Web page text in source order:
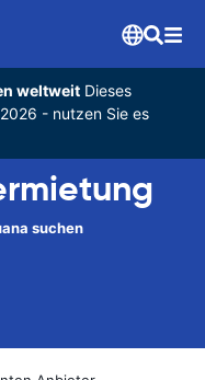
weltweitDieses
- nutzen Sie es
suchen